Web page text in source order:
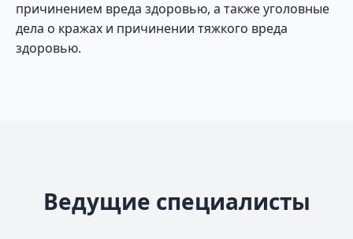
причинением вреда здоровью, а также уголовные
дела о кражах и причинении тяжкого вреда
здоровью.
Ведущие специалисты